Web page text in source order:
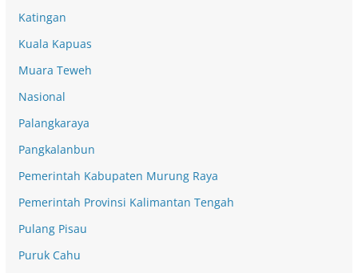
Katingan
Kuala Kapuas
Muara Teweh
Nasional
Palangkaraya
Pangkalanbun
Pemerintah Kabupaten Murung Raya
Pemerintah Provinsi Kalimantan Tengah
Pulang Pisau
Puruk Cahu